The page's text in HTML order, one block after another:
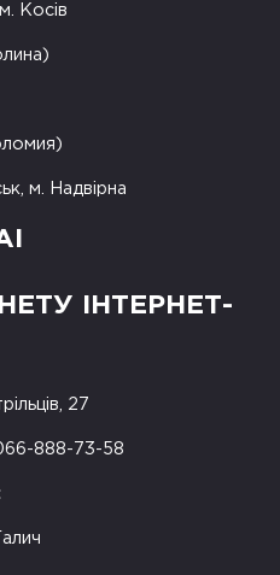
Косів
м. Надвірна
ІНТЕРНЕТ-
27
888-73-58